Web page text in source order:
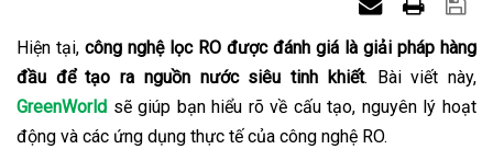
Hiện tại, công nghệ lọc RO được đánh giá là giải pháp hàng
đầu để tạo ra nguồn nước siêu tinh khiết. Bài viết này,
GreenWorld sẽ giúp bạn hiểu rõ về cấu tạo, nguyên lý hoạt
động và các ứng dụng thực tế của công nghệ RO.